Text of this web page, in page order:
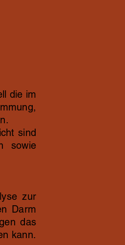
die im
sind
sowie
zur
Darm
das
kann.